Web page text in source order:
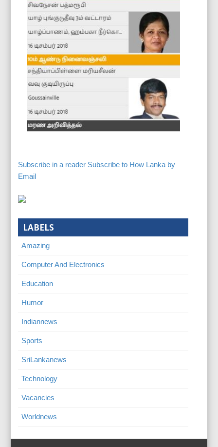
Subscribe in a reader Subscribe to How Lanka by
Email
LABELS
Amazing
Computer And Electronics
Education
Humor
Indiannews
Sports
SriLankanews
Technology
Vacancies
Worldnews